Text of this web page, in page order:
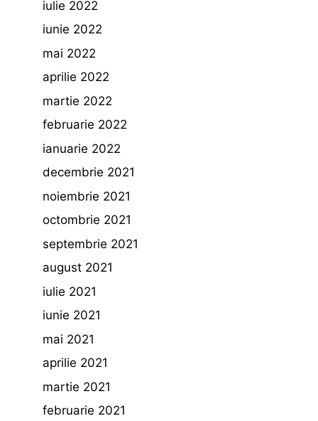
iulie 2022
iunie 2022
mai 2022
aprilie 2022
martie 2022
februarie 2022
ianuarie 2022
decembrie 2021
noiembrie 2021
octombrie 2021
septembrie 2021
august 2021
iulie 2021
iunie 2021
mai 2021
aprilie 2021
martie 2021
februarie 2021